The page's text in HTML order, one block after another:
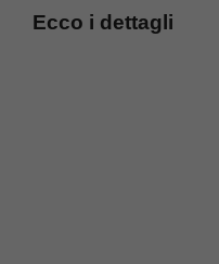
Ecco i dettagli